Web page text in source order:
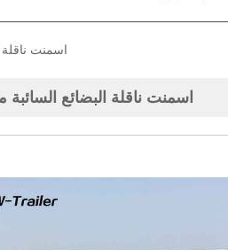
اسمنت ناقلة
اسمنت ناقلة البضائع